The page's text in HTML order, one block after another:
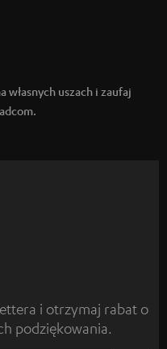
własnych uszach i zaufaj
i otrzymaj rabat o
podziękowania.